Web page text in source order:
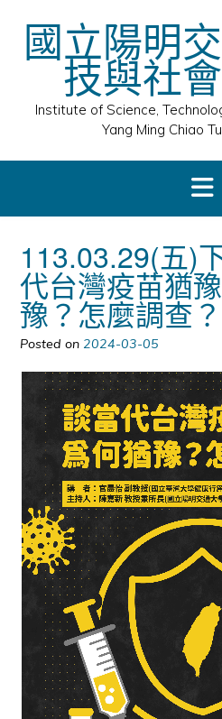
content國立陽明
技與社
Institute of Science,
Yang Ming Chiao
113.03.29(五)
代台灣疫苗猶
豫？怎麼調查？
Posted on 2024-03-05